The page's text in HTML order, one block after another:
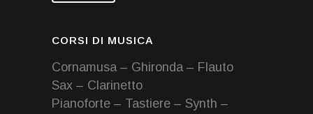
CORSI DI MUSICA
Cornamusa – Ghironda – Flauto
Sax – Clarinetto
Pianoforte – Tastiere – Synth –